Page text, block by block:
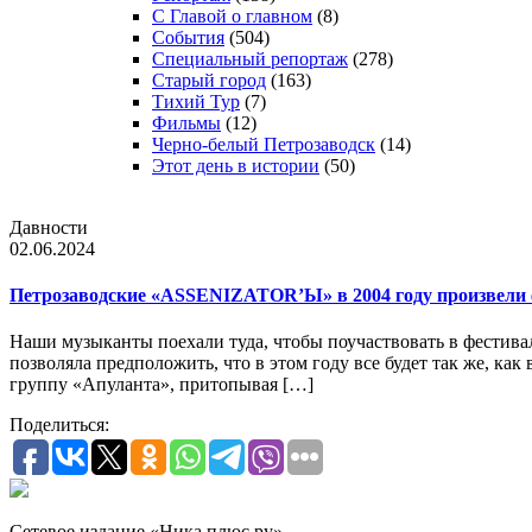
С Главой о главном (8)
События (504)
Специальный репортаж (278)
Старый город (163)
Тихий Тур (7)
Фильмы (12)
Черно-белый Петрозаводск (14)
Этот день в истории (50)
Давности
02.06.2024
Петрозаводские «ASSENIZATOR’Ы» в 2004 году
Наши музыканты поехали туда, чтобы поучаствовать в
позволяла предположить, что в этом году все будет так же,
группу «Апуланта», притопывая […]
Поделиться: